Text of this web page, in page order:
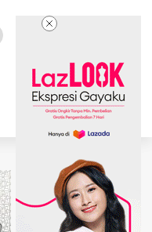
Kekeringan di Pulosari